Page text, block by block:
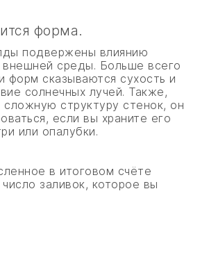
форма.
подвержены влиянию
внешней среды. Больше всего
форм сказываются сухость и
солнечных лучей. Также,
структуру стенок, он
если вы храните его
или опалубки.
в итоговом счёте
заливок, которое вы